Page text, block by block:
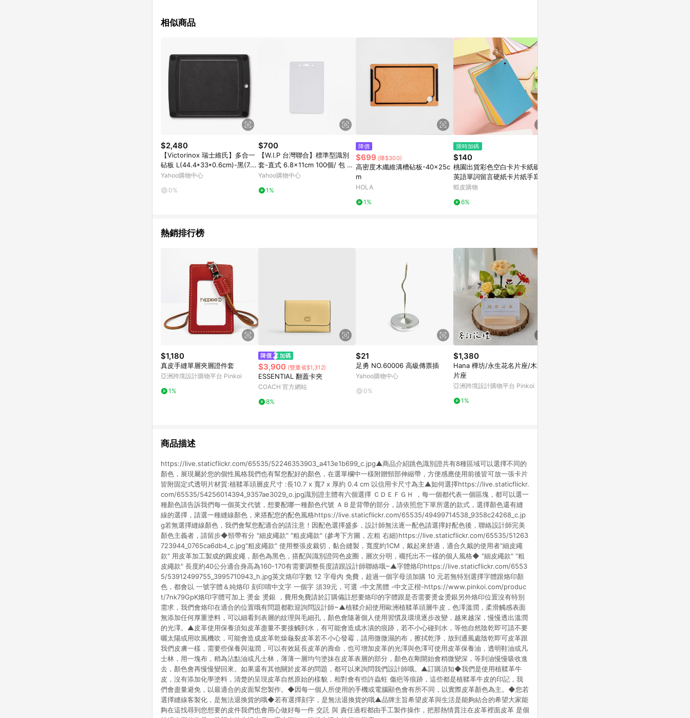
使用規則請以點數紅包活動說明為準。 11. 若於 LINE 購物前往 Pinkoi 頁面後才首次下載 Pinkoi APP 並完成訂單，不
相似商品
$2,480
【Victorinox 瑞士維氏】多合一
砧板 L(44.4*33*0.6cm)-黑(7.41
27.3)
Yahoo購物中心
0%
$700
【W.I.P 台灣聯合】標準型識別
套-直式 6.8x11cm 100個/ 包 TA
0611
Yahoo購物中心
1%
降價
$699 (降$300)
高密度木纖維溝槽砧板-40x25c
m
HOLA
1%
限時加碼
$140
桃園出貨彩色空白卡片卡紙硬質
英語單詞留言硬紙卡片紙手寫字
自製識字卡
蝦皮購物
6%
熱銷排行榜
$1,180
真皮手縫單層夾層證件套
亞洲跨境設計購物平台 Pinkoi
1%
$3,900 (雙重省$1,312)
ESSENTIAL 翻蓋卡夾
COACH 官方網站
8%
$21
足勇 NO.60006 高級傳票插
Yahoo購物中心
0%
$1,380
Hana 樺坊/永生花名片座/木頭名
片座
亞洲跨境設計購物平台 Pinkoi
1%
商品描述
https://live.staticflickr.com/65535/52246353903_a413e1b699_c.jpg▲商品介紹跳色識別證共有8種區域可以選擇不同的
顏色，展現屬於您的個性風格我們也有幫您配好的顏色，在選單欄中一樣附贈頸部伸縮帶，方便感應使用前後皆可放一張卡片
皆附固定式透明片材質:植鞣革頭層皮尺寸 :長10.7 x 寬7 x 厚約 0.4 cm 以信用卡尺寸為主▲如何選擇https://live.staticflickr.
com/65535/54256014394_9357ae3029_o.jpg識別證主體有六個選擇 ＣＤＥＦＧＨ ，每一個都代表一個區塊，都可以選一
種顏色請告訴我們每一個英文代號，想要配哪一種顏色代號 ＡＢ是背帶的部分，請依照您下單所選的款式，選擇顏色還有縫
線的選擇，請選一種縫線顏色，來搭配您的配色風格https://live.staticflickr.com/65535/49499714538_9358c24268_c.jp
g若無選擇縫線顏色，我們會幫您配適合的請注意！因配色選擇盛多，設計師無法逐一配色請選擇好配色後，聯絡設計師完美
顏色主義者，請留步◆頸帶有分 "細皮繩款" "粗皮繩款" (參考下方圖，左粗 右細)https://live.staticflickr.com/65535/51263
723944_0765ca6db4_c.jpg"粗皮繩款" 使用整張皮裁切，黏合縫製，寬度約1CM，戴起來舒適，適合久戴的使用者"細皮繩
款" 用皮革加工製成的圓皮繩，顏色為黑色，搭配與識別證同色皮圈，層次分明，襯托出不一樣的個人風格◆ "細皮繩款" "粗
皮繩款" 長度約40公分適合身高為160-170有需要調整長度請跟設計師聯絡哦~▲字體烙印https://live.staticflickr.com/6553
5/53912499755_3995710943_h.jpg英文烙印字數 12 字母內 免費，超過一個字母須加購 10 元若無特別選擇字體跟烙印顏
色，都會以 一號字體＆純烙印 刻印唷中文字 一個字 須39元，可選 -中文黑體 -中文正楷-https://www.pinkoi.com/produc
t/7nk79GpK烙印字體可加上 燙金 燙銀 ，費用免費請於訂購備註想要烙印的字體跟是否需要燙金燙銀另外烙印位置沒有特別
需求，我們會烙印在適合的位置哦有問題都歡迎詢問設計師~▲植鞣介紹使用歐洲植鞣革頭層牛皮，色澤溫潤，柔滑觸感表面
無添加任何厚重塗料，可以細看到表層的紋理與毛細孔，顏色會隨著個人使用習慣及環境逐步改變，越來越深，慢慢透出溫潤
的光澤。▲皮革使用保養須知皮革盡量不要接觸到水，有可能會造成水漬的痕跡，若不小心碰到水，等他自然陰乾即可請不要
曬太陽或用吹風機吹，可能會造成皮革乾燥龜裂皮革若不小心發霉，請用微微濕的布，擦拭乾淨，放到通風處陰乾即可皮革跟
我們皮膚一樣，需要些保養與滋潤，可以有效延長皮革的壽命，也可增加皮革的光澤與色澤可使用皮革保養油，透明鞋油或凡
士林，用一塊布，稍為沾點油或凡士林，薄薄一層均勻塗抹在皮革表層的部分，顏色在剛開始會稍微變深，等到油慢慢吸收進
去，顏色會再慢慢變回來。如果還有其他關於皮革的問題，都可以來詢問我們設計師哦。▲訂購須知◆我們是使用植鞣革牛
皮，沒有添加化學塗料，清楚的呈現皮革自然原始的樣貌，相對會有些許蟲蛀 傷疤等痕跡，這些都是植鞣革牛皮的印記，我
們會盡量避免，以最適合的皮面幫您製作。◆因每一個人所使用的手機或電腦顯色會有所不同，以實際皮革顏色為主。◆您若
選擇縫線客製化，是無法退換貨的哦◆若有選擇刻字，是無法退換貨的哦▲品牌主旨希望皮革與生活是能夠結合的希望大家能
夠在這找尋到您想要的皮件我們也會用心做好每一件 交託 與 責任過程都由手工製作操作，把那熱情貫注在皮革裡面皮革 是個